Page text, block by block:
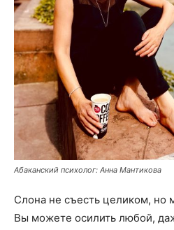
Абаканский психолог: Анна Мантикова
Слона не съесть целиком, но
Вы можете осилить любой,